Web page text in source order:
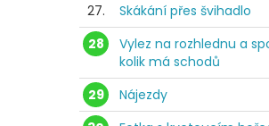
27.
Skákání přes švihadlo
28
Vylez na rozhlednu a
kolik má schodů
29
Nájezdy